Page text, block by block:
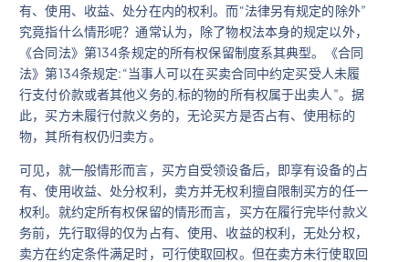
有、使用、收益、处分在内的权利。而“法律另有规定的除外”
究竟指什么情形呢？通常认为，除了物权法本身的规定以外，
《合同法》第134条规定的所有权保留制度系其典型。《合同
法》第134条规定:“当事人可以在买卖合同中约定买受人未履
行支付价款或者其他义务的,标的物的所有权属于出卖人”。据
此，买方未履行付款义务的，无论买方是否占有、使用标的
物，其所有权仍归卖方。
可见，就一般情形而言，买方自受领设备后，即享有设备的占
有、使用收益、处分权利，卖方并无权利擅自限制买方的任一
权利。就约定所有权保留的情形而言，买方在履行完毕付款义
务前，先行取得的仅为占有、使用、收益的权利，无处分权，
卖方在约定条件满足时，可行使取回权。但在卖方未行使取回